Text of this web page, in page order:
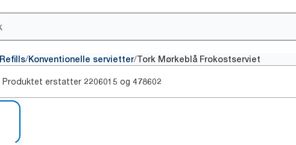
Refills/Konventionelle servietter/Tork Mørkeblå Frokostserviet
Produktet erstatter 2206015 og 478602